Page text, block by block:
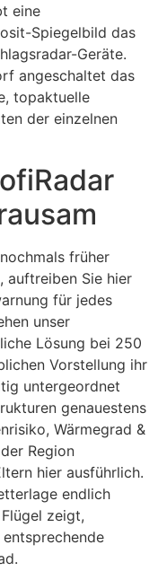
eine
Spiegelbild das
Geräte.
angeschaltet das
topaktuelle
der einzelnen
früher
auftreiben Sie hier
für jedes
unser
Lösung bei 250
Vorstellung ihr
untergeordnet
genauestens
Wärmegrad &
Region
hier ausführlich.
endlich
zeigt,